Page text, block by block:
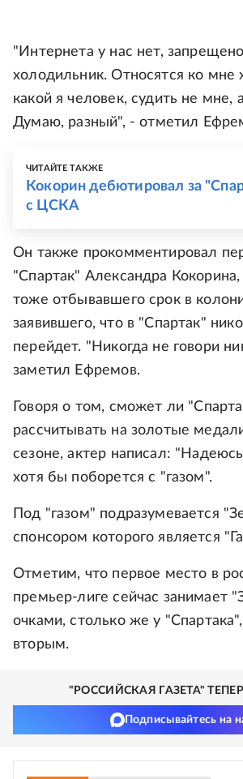
"Интернета у нас нет,
холодильник. Относятся ко мне
какой я человек, судить не мне,
Думаю, разный", - отметил
ЧИТАЙТЕ ТАКЖЕ
Кокорин дебютировал за
с ЦСКА
Он также прокомментировал
"Спартак" Александра Кокорина,
тоже отбывавшего срок в
заявившего, что в "Спартак"
перейдет. "Никогда не говори
заметил Ефремов.
Говоря о том, сможет ли
рассчитывать на золотые
сезоне, актер написал:
хотя бы поборется с "газом".
Под "газом" подразумевается
спонсором которого является
Отметим, что первое место в
премьер-лиге сейчас занимает
очками, столько же у
вторым.
"РОССИЙСКАЯ ГАЗЕТА"
Подписывайтесь на